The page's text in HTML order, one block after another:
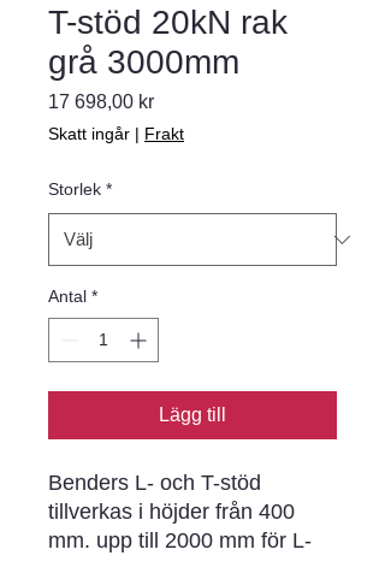
T-stöd 20kN rak
grå 3000mm
17 698,00 krPris
Skatt ingår | Frakt
Storlek *
Antal *
Lägg till
Benders L- och T-stöd
tillverkas i höjder från 400
mm. upp till 2000 mm för L-